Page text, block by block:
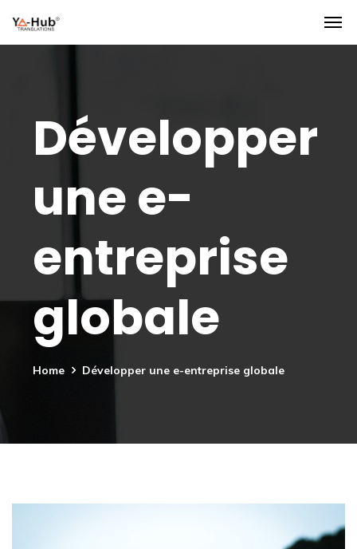
Développer
une e-
entreprise
globale
Home Développer une e-entreprise globale